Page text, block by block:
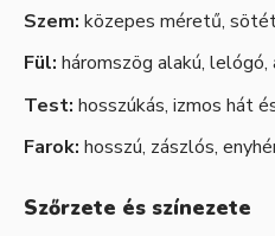
Szem: közepes méretű,
Fül: háromszög alakú, lelógó,
Test: hosszúkás, izmos hát
Farok: hosszú, zászlós,
Szőrzete és színezete